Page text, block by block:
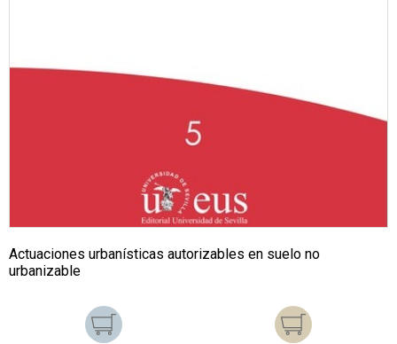
Actuaciones urbanísticas autorizables en suelo no
urbanizable